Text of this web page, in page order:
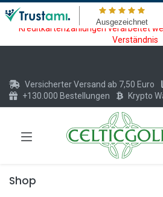
Wartungsarbeiten am Kreditkarten und
Zeit vom 20.07. - 09.08.2026
Kreditkartenzahlungen verarbeitet
Verständnis
Versicherter Versand ab 7,50 Euro
+130.000 Bestellungen
Krypto
Shop